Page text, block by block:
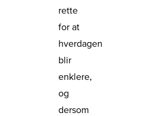
rette
for at
hverdagen
blir
enklere,
og
dersom